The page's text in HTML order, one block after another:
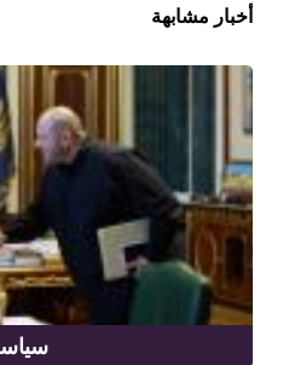
أخبار مشابهة